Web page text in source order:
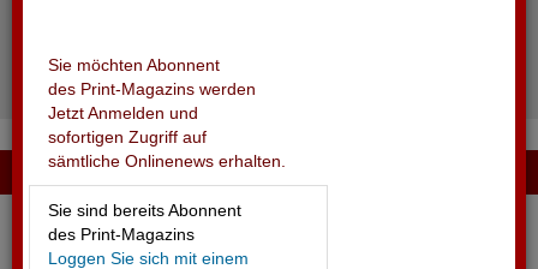
Sie möchten Abonnent
des Print-Magazins werden
Jetzt Anmelden und
sofortigen Zugriff auf
sämtliche Onlinenews erhalten.
Sie sind bereits Abonnent
des Print-Magazins
Loggen Sie sich mit einem
Passwort vergessen?
Noch nicht registriert?
30.05.2026 - VISA
Lanciert neue Plattform für Musikszene